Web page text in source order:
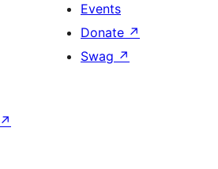
Events
Donate ↗
Swag ↗
↗